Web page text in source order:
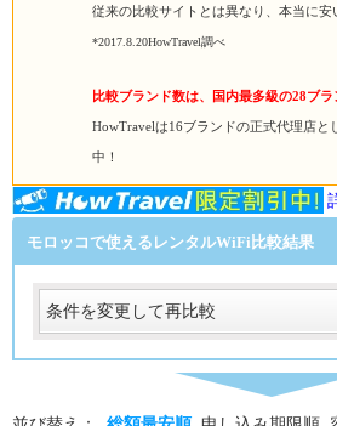
従来の比較サイトとは異なり、本当に安
*2017.8.20HowTravel調べ
比較ブランド数は、国内最多級の28ブラ
HowTravelは16ブランドの正式代理店として HowTravel限定割引
中！
モロッコで使えるレンタルWiFi比較結果
条件を変更して再比較